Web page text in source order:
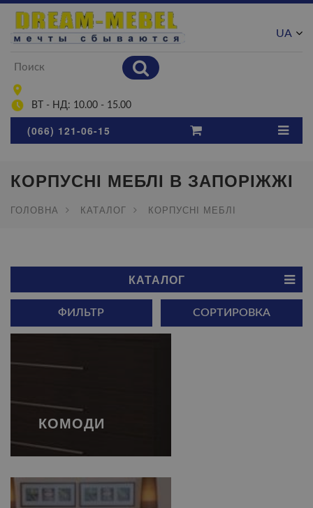
ВТ - НД: 10.00 - 15.00
UA
(066) 121-06-15
КОРПУСНІ МЕБЛІ В ЗАПОРІЖЖІ
ГОЛОВНА КАТАЛОГ КОРПУСНІ МЕБЛІ
КАТАЛОГ
ФИЛЬТР СОРТИРОВКА
КОМОДИ